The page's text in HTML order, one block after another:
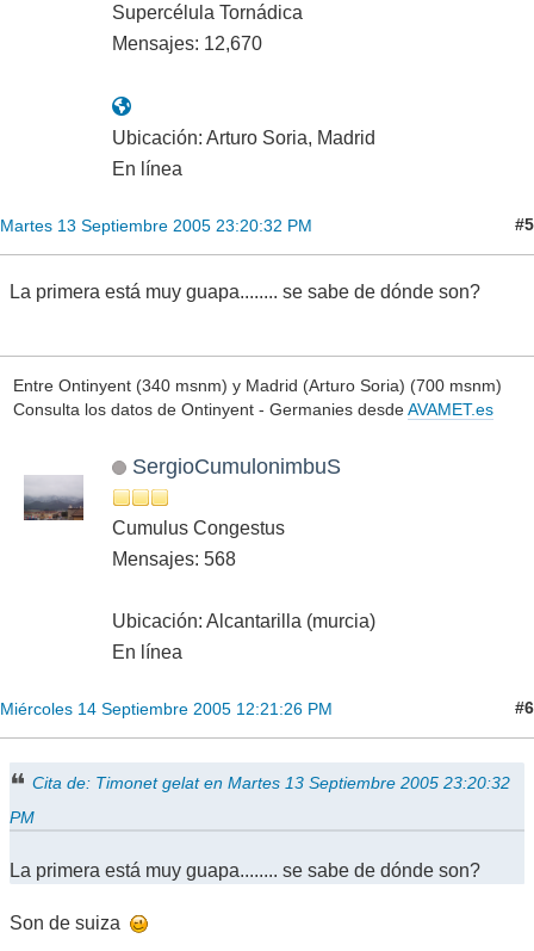
Supercélula Tornádica
Mensajes: 12,670
Ubicación: Arturo Soria, Madrid
En línea
Martes 13 Septiembre 2005 23:20:32 PM #5
La primera está muy guapa........ se sabe de dónde son?
Entre Ontinyent (340 msnm) y Madrid (Arturo Soria) (700 msnm)
Consulta los datos de Ontinyent - Germanies desdeAVAMET.es
SergioCumulonimbuS
Cumulus Congestus
Mensajes: 568
Ubicación: Alcantarilla (murcia)
En línea
Miércoles 14 Septiembre 2005 12:21:26 PM #6
Cita de: Timonet gelat en Martes 13 Septiembre 2005 23:20:32
PM
La primera está muy guapa........ se sabe de dónde son?
Son de suiza